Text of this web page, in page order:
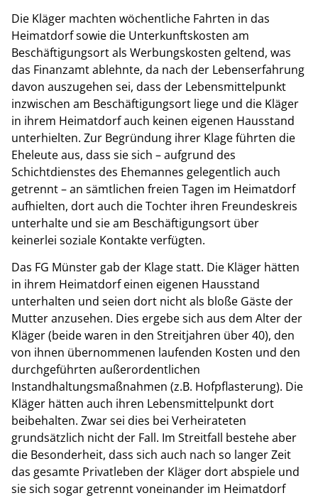
Die Kläger machten wöchentliche Fahrten in das
Heimatdorf sowie die Unterkunftskosten am
Beschäftigungsort als Werbungskosten geltend, was
das Finanzamt ablehnte, da nach der Lebenserfahrung
davon auszugehen sei, dass der Lebensmittelpunkt
inzwischen am Beschäftigungsort liege und die Kläger
in ihrem Heimatdorf auch keinen eigenen Hausstand
unterhielten. Zur Begründung ihrer Klage führten die
Eheleute aus, dass sie sich – aufgrund des
Schichtdienstes des Ehemannes gelegentlich auch
getrennt – an sämtlichen freien Tagen im Heimatdorf
aufhielten, dort auch die Tochter ihren Freundeskreis
unterhalte und sie am Beschäftigungsort über
keinerlei soziale Kontakte verfügten.
Das FG Münster gab der Klage statt. Die Kläger hätten
in ihrem Heimatdorf einen eigenen Hausstand
unterhalten und seien dort nicht als bloße Gäste der
Mutter anzusehen. Dies ergebe sich aus dem Alter der
Kläger (beide waren in den Streitjahren über 40), den
von ihnen übernommenen laufenden Kosten und den
durchgeführten außerordentlichen
Instandhaltungsmaßnahmen (z.B. Hofpflasterung). Die
Kläger hätten auch ihren Lebensmittelpunkt dort
beibehalten. Zwar sei dies bei Verheirateten
grundsätzlich nicht der Fall. Im Streitfall bestehe aber
die Besonderheit, dass sich auch nach so langer Zeit
das gesamte Privatleben der Kläger dort abspiele und
sie sich sogar getrennt voneinander im Heimatdorf